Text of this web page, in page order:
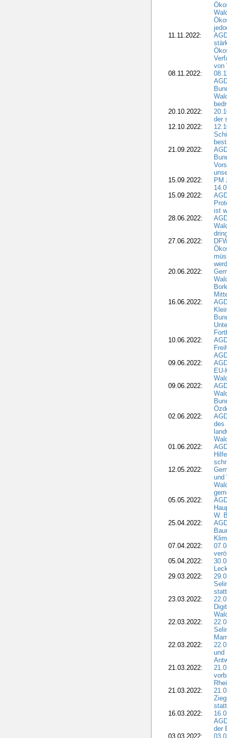
11.11.2022:
von
08.11.2022:
20.10.2022:
der
12.10.2022:
21.09.2022:
15.09.2022:
PM
15.09.2022:
ist
28.06.2022:
27.06.2022:
20.06.2022:
16.06.2022:
10.06.2022:
09.06.2022:
09.06.2022:
02.06.2022:
des
01.06.2022:
12.05.2022:
und
05.05.2022:
W.
25.04.2022:
07.04.2022:
05.04.2022:
29.03.2022:
23.03.2022:
22.03.2022:
22.03.2022:
und
21.03.2022:
21.03.2022:
16.03.2022:
der
03.03.2022: